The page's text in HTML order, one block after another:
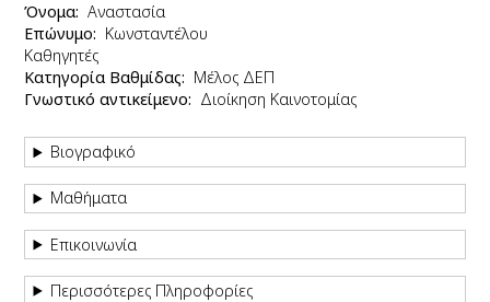
Όνομα Αναστασία
Επώνυμο
Κωνσταντέλου
Καθηγητές
Κατηγορία Βαθμίδας
Μέλος ΔΕΠ
Γνωστικό αντικείμενο
Διοίκηση Καινοτομίας
Βιογραφικό
Μαθήματα
Επικοινωνία
Περισσότερες Πληροφορίες